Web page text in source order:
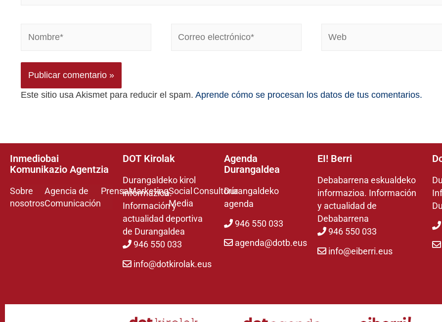
Este sitio usa Akismet para reducir el spam. Aprende cómo se procesan los datos de tus comentarios.
Inmediobai
Komunikazio Agentzia
Sobre
nosotros
Agencia de
Comunicación
PrensaMarketingSocial
Media
Consultoría
DOT Kirolak
Durangaldeko kirol
informazioa.
Información y
actualidad deportiva
de Durangaldea
946 550 033
info@dotkirolak.eus
Agenda
Durangaldea
Durangaldeko
agenda
946 550 033
agenda@dotb.eus
EI! Berri
Debabarrena eskualdeko
informazioa. Información
y actualidad de
Debabarrena
946 550 033
info@eiberri.eus